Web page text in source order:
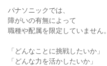
パナソニックでは、
障がいの有無によって
職種や配属を限定していません。
「どんなことに挑戦したいか」
「どんな力を活かしたいか」